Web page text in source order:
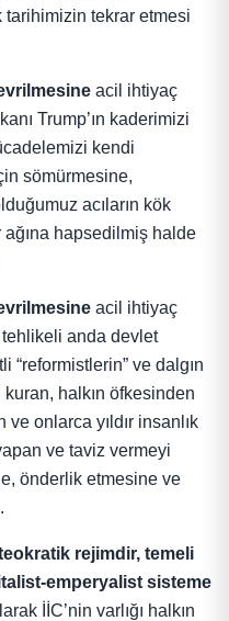
tekrar etmesi
acil ihtiyaç
Trump’ın kaderimizi
kendi
sömürmesine,
acıların kök
hapsedilmiş halde
acil ihtiyaç
anda devlet
“reformistlerin” ve dalgın
halkın öfkesinden
onlarca yıldır insanlık
yapan ve taviz vermeyi
önderlik etmesine ve
rejimdir, temeli
emperyalist sisteme
İİC’nin varlığı halkın